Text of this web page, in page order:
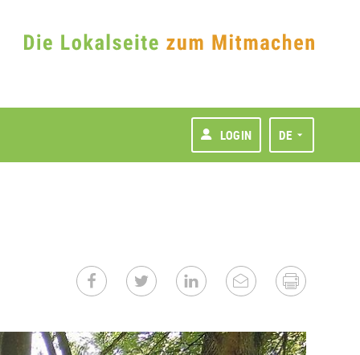
LOGIN DE